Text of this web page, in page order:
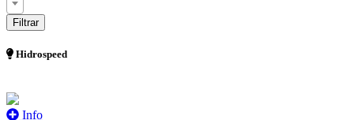
Hidrospeed
Info